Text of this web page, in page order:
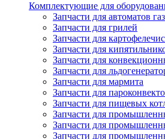
Комплектующие для
Запчасти для автоматов
Запчасти для грилей
Запчасти для
Запчасти для
Запчасти для
Запчасти для
Запчасти для мармита
Запчасти для
Запчасти для пищевых
Запчасти для
Запчасти для
Запчасти для